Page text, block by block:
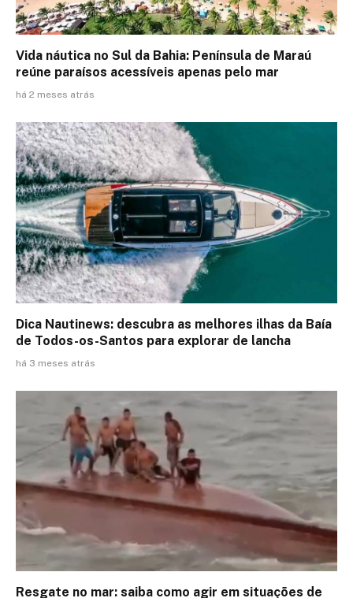
Vida náutica no Sul da Bahia: Península de Maraú
reúne paraísos acessíveis apenas pelo mar
há 2 meses atrás
Dica Nautinews: descubra as melhores ilhas da Baía
de Todos-os-Santos para explorar de lancha
há 3 meses atrás
Resgate no mar: saiba como agir em situações de